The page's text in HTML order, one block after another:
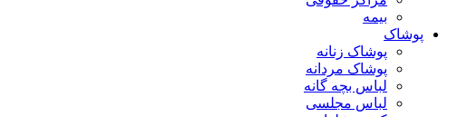
بیمه
پوشاک
پوشاک زنانه
پوشاک مردانه
لباس بچه گانه
لباس مجلسی